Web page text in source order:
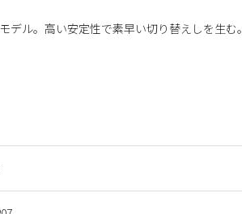
デル。高い安定性で素早い切り替えしを生む。